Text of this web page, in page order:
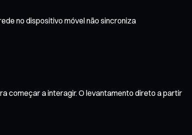
no dispositivo móvel não sincroniza
começar a interagir. O levantamento direto a partir